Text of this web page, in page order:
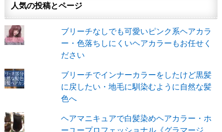
人気の投稿とページ
ブリーチなしでも可愛いピンク系ヘアカラ
ー・色落ちしにくいヘアカラーもお任せく
ださい
ブリーチでインナーカラーをしたけど黒髪
に戻したい・地毛に馴染むように自然な髪
色へ
ヘアマニキュアで白髪染めヘアカラー・ホ
ーユープロフェッショナル《グラマージ